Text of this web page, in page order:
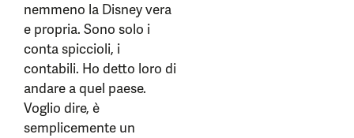
nemmeno la Disney vera
e propria. Sono solo i
conta spiccioli, i
contabili. Ho detto loro di
andare a quel paese.
Voglio dire, è
semplicemente un